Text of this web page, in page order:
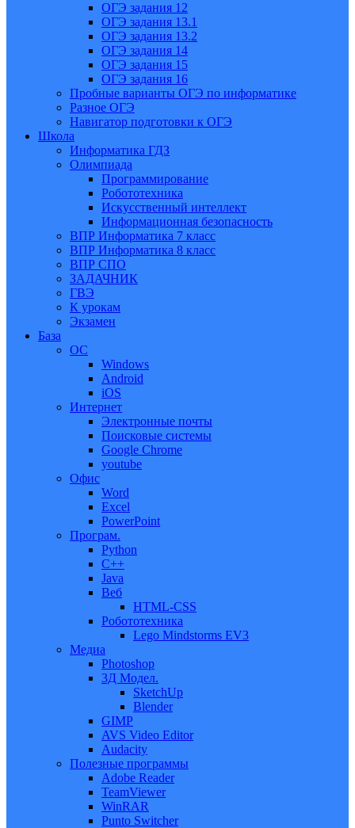
ОГЭ задания 12
ОГЭ задания 13.1
ОГЭ задания 13.2
ОГЭ задания 14
ОГЭ задания 15
ОГЭ задания 16
Пробные варианты ОГЭ по информатике
Разное ОГЭ
Навигатор подготовки к ОГЭ
Школа
Информатика ГДЗ
Олимпиада
Программирование
Робототехника
Искусственный интеллект
Информационная безопасность
ВПР Информатика 7 класс
ВПР Информатика 8 класс
ВПР СПО
ЗАДАЧНИК
ГВЭ
К урокам
Экзамен
База
ОС
Windows
Android
iOS
Интернет
Электронные почты
Поисковые системы
Google Chrome
youtube
Офис
Word
Excel
PowerPoint
Програм.
Python
C++
Java
Веб
HTML-CSS
Робототехника
Lego Mindstorms EV3
Медиа
Photoshop
3Д Модел.
SketchUp
Blender
GIMP
AVS Video Editor
Audacity
Полезные программы
Adobe Reader
TeamViewer
WinRAR
Punto Switcher